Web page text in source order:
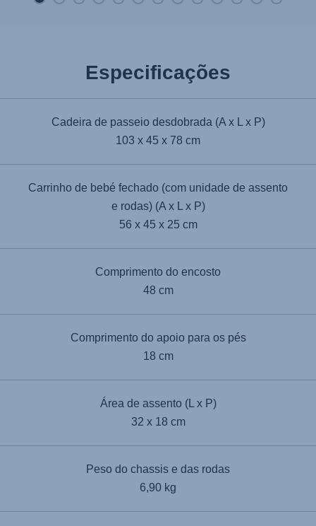
Especificações
Cadeira de passeio desdobrada (A x L x P)
103 x 45 x 78 cm
Carrinho de bebé fechado (com unidade de assento
e rodas) (A x L x P)
56 x 45 x 25 cm
Comprimento do encosto
48 cm
Comprimento do apoio para os pés
18 cm
Área de assento (L x P)
32 x 18 cm
Peso do chassis e das rodas
6,90 kg